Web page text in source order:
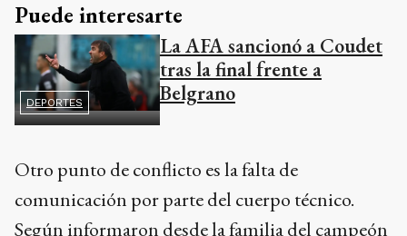
Puede interesarte
DEPORTES
La AFA sancionó a Coudet
tras la final frente a
Belgrano
Otro punto de conflicto es la falta de
comunicación por parte del cuerpo técnico.
Según informaron desde la familia del campeón